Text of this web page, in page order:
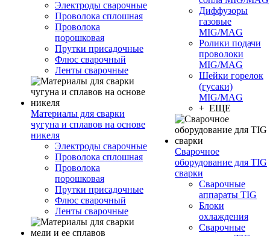
Электроды сварочные
Проволока сплошная
Проволока
порошковая
Прутки присадочные
Флюс сварочный
Ленты сварочные
Материалы для сварки
чугуна и сплавов на основе
никеля
Электроды сварочные
Проволока сплошная
Проволока
порошковая
Прутки присадочные
Флюс сварочный
Ленты сварочные
Диффузоры
газовые
MIG/MAG
Ролики подачи
проволоки
MIG/MAG
Шейки горелок
(гусаки)
MIG/MAG
+ ЕЩЕ
Сварочное
оборудование для TIG
сварки
Сварочные
аппараты TIG
Блоки
охлаждения
Сварочные